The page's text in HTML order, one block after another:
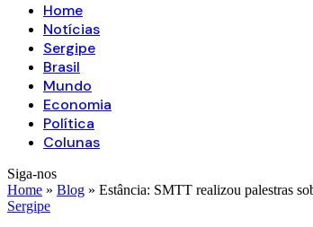
Home
Notícias
Sergipe
Brasil
Mundo
Economia
Política
Colunas
Siga-nos
Home » Blog » Estância: SMTT realizou palestras
Sergipe